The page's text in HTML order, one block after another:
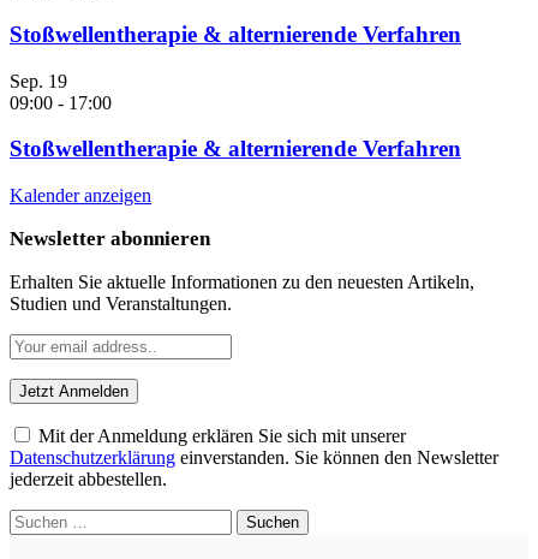
Stoßwellentherapie & alternierende Verfahren
Sep. 19
09:00 - 17:00
Stoßwellentherapie & alternierende Verfahren
Kalender anzeigen
Newsletter abonnieren
Erhalten Sie aktuelle Informationen zu den neuesten Artikeln,
Studien und Veranstaltungen.
Mit der Anmeldung erklären Sie sich mit unserer
Datenschutzerklärung einverstanden. Sie können den Newsletter
jederzeit abbestellen.
Suchen
nach: